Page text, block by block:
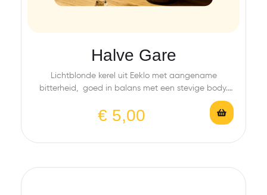
Halve Gare
Lichtblonde kerel uit Eeklo met aangename
bitterheid, goed in balans met een stevige body.
€ 5,00